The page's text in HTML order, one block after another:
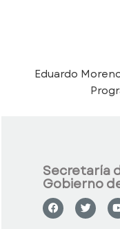
Eduardo
Secretaría
Gobierno